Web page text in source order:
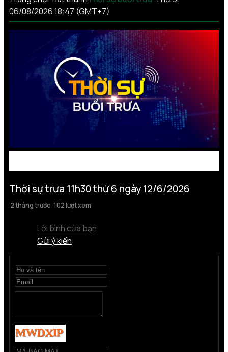
06/08/2026 18:47 (GMT+7)
Thời sự trưa 11h30 thứ 6 ngày 12/6/2026
2 tháng trước 102 lượt xem
Lời bình của bạn
Gửi ý kiến